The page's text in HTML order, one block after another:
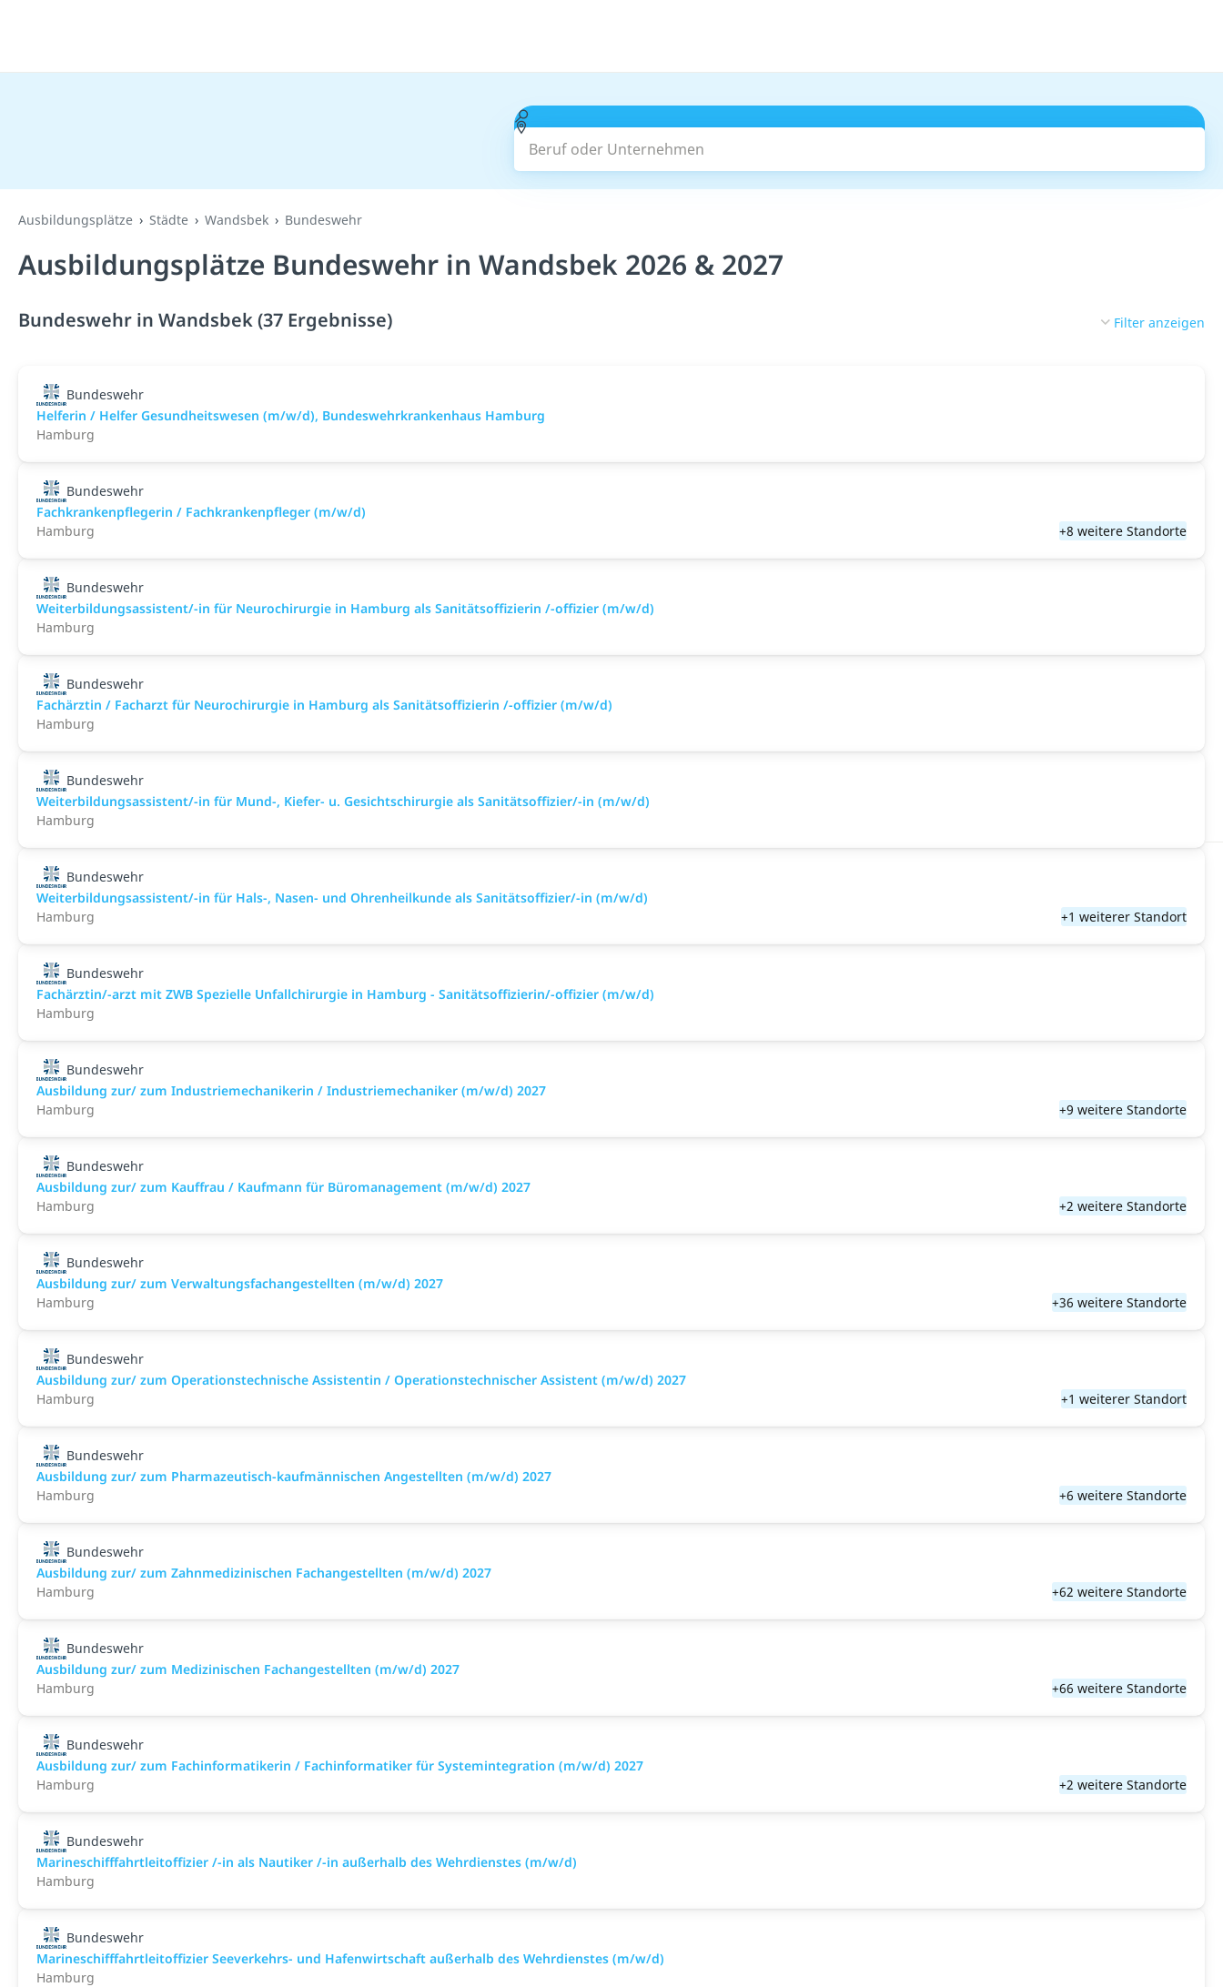
Beruf oder Unternehmen
Ausbildungsplätze Städte Wandsbek Bundeswehr
Ausbildungsplätze Bundeswehr in Wandsbek 2026 & 2027
Bundeswehr in Wandsbek (37 Ergebnisse) Filter anzeigen
Bundeswehr
Helferin / Helfer Gesundheitswesen (m/w/d), Bundeswehrkrankenhaus Hamburg
Hamburg
Bundeswehr
Fachkrankenpflegerin / Fachkrankenpfleger (m/w/d)
Hamburg
+8 weitere Standorte
Bundeswehr
Weiterbildungsassistent/-in für Neurochirurgie in Hamburg als Sanitätsoffizierin /-offizier (m/w/d)
Hamburg
Bundeswehr
Fachärztin / Facharzt für Neurochirurgie in Hamburg als Sanitätsoffizierin /-offizier (m/w/d)
Hamburg
Bundeswehr
Weiterbildungsassistent/-in für Mund-, Kiefer- u. Gesichtschirurgie als Sanitätsoffizier/-in (m/w/d)
Hamburg
Bundeswehr
Weiterbildungsassistent/-in für Hals-, Nasen- und Ohrenheilkunde als Sanitätsoffizier/-in (m/w/d)
Hamburg
+1 weiterer Standort
Bundeswehr
Fachärztin/-arzt mit ZWB Spezielle Unfallchirurgie in Hamburg - Sanitätsoffizierin/-offizier (m/w/d)
Hamburg
Bundeswehr
Ausbildung zur/ zum Industriemechanikerin / Industriemechaniker (m/w/d) 2027
Hamburg
+9 weitere Standorte
Bundeswehr
Ausbildung zur/ zum Kauffrau / Kaufmann für Büromanagement (m/w/d) 2027
Hamburg
+2 weitere Standorte
Bundeswehr
Ausbildung zur/ zum Verwaltungsfachangestellten (m/w/d) 2027
Hamburg
+36 weitere Standorte
Bundeswehr
Ausbildung zur/ zum Operationstechnische Assistentin / Operationstechnischer Assistent (m/w/d) 2027
Hamburg
+1 weiterer Standort
Bundeswehr
Ausbildung zur/ zum Pharmazeutisch-kaufmännischen Angestellten (m/w/d) 2027
Hamburg
+6 weitere Standorte
Bundeswehr
Ausbildung zur/ zum Zahnmedizinischen Fachangestellten (m/w/d) 2027
Hamburg
+62 weitere Standorte
Bundeswehr
Ausbildung zur/ zum Medizinischen Fachangestellten (m/w/d) 2027
Hamburg
+66 weitere Standorte
Bundeswehr
Ausbildung zur/ zum Fachinformatikerin / Fachinformatiker für Systemintegration (m/w/d) 2027
Hamburg
+2 weitere Standorte
Bundeswehr
Marineschifffahrtleitoffizier /-in als Nautiker /-in außerhalb des Wehrdienstes (m/w/d)
Hamburg
Bundeswehr
Marineschifffahrtleitoffizier Seeverkehrs- und Hafenwirtschaft außerhalb des Wehrdienstes (m/w/d)
Hamburg